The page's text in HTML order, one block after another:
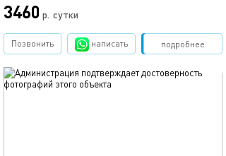
3460 р. сутки
подробнее
Позвонить написать Забронировать
обновлено 11.12.2025